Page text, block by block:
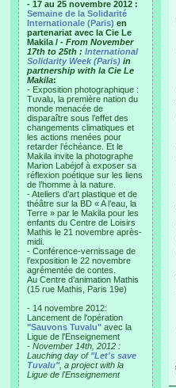
- 17 au 25 novembre 2012 :
Semaine de la Solidarité
Internationale (Paris) en
partenariat avec la Cie Le
Makila / - From November
17th to 25th : International
Solidarity Week (Paris) in
partnership with la Cie Le
Makila:
- Exposition photographique :
Tuvalu, la première nation du
monde menacée de
disparaître sous l’effet des
changements climatiques et
les actions menées pour
retarder l’échéance. Et le
Makila invite la photographe
Marion Labéjof à exposer sa
réflexion poétique sur les liens
de l’homme à la nature.
- Ateliers d’art plastique et de
théâtre sur la BD « A l’eau, la
Terre » par le Makila pour les
enfants du Centre de Loisirs
Mathis le 21 novembre après-
midi.
- Conférence-vernissage de
l’exposition le 22 novembre
agrémentée de contes.
Au Centre d’animation Mathis
(15 rue Mathis, Paris 19e)
- 14 novembre 2012:
Lancement de l'opération
"Sauvons Tuvalu" avec la
Ligue de l'Enseignement
- November 14th, 2012 :
Lauching day of "Let's save
Tuvalu", a project with la
Ligue de l'Enseignement